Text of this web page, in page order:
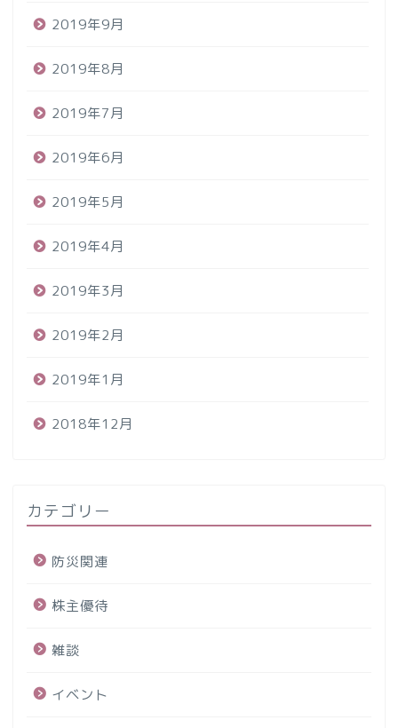
2019年9月
2019年8月
2019年7月
2019年6月
2019年5月
2019年4月
2019年3月
2019年2月
2019年1月
2018年12月
カテゴリー
防災関連
株主優待
雑談
イベント